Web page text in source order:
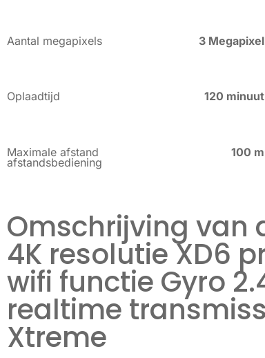
Aantal megapixels 3 Megapixel
Oplaadtijd 120 minuut
Maximale afstand
afstandsbediening
100 m
Omschrijving van
4K resolutie XD6
wifi functie Gyro
realtime
Xtreme